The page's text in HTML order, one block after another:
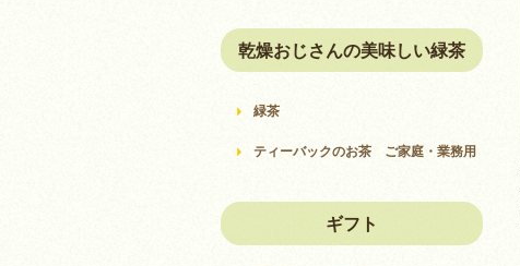
乾燥おじさんの美味しい緑茶
緑茶
ティーバックのお茶 ご家庭・業務用
ギフト